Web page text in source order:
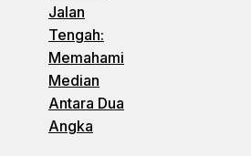
Jalan
Tengah:
Memahami
Median
Antara Dua
Angka